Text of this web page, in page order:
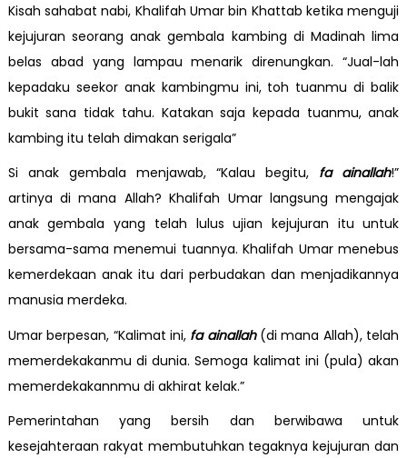
Kisah sahabat nabi, Khalifah Umar bin Khattab ketika menguji
kejujuran seorang anak gembala kambing di Madinah lima
belas abad yang lampau menarik direnungkan. “Jual-lah
kepadaku seekor anak kambingmu ini, toh tuanmu di balik
bukit sana tidak tahu. Katakan saja kepada tuanmu, anak
kambing itu telah dimakan serigala”
Si anak gembala menjawab, “Kalau begitu, fa ainallah!”
artinya di mana Allah? Khalifah Umar langsung mengajak
anak gembala yang telah lulus ujian kejujuran itu untuk
bersama-sama menemui tuannya. Khalifah Umar menebus
kemerdekaan anak itu dari perbudakan dan menjadikannya
manusia merdeka.
Umar berpesan, “Kalimat ini, fa ainallah(di mana Allah), telah
memerdekakanmu di dunia. Semoga kalimat ini (pula) akan
memerdekakannmu di akhirat kelak.”
Pemerintahan yang bersih dan berwibawa untuk
kesejahteraan rakyat membutuhkan tegaknya kejujuran dan